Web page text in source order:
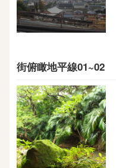
街俯瞰地平線01~02